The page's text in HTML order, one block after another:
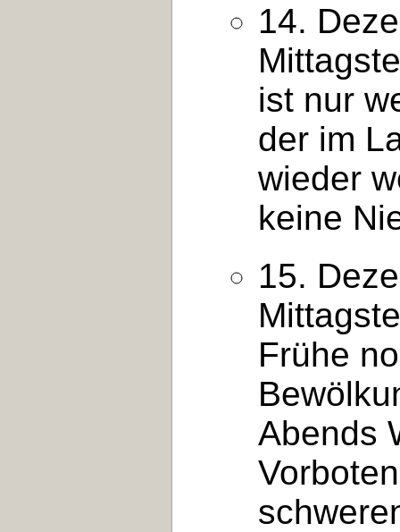
14.
ist nur
der im
wieder
keine
15.
Frühe
Abends